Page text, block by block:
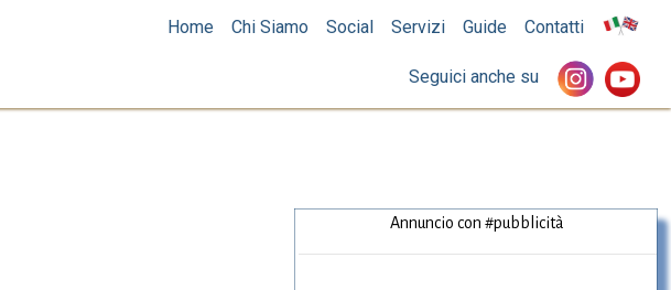
Home Chi Siamo Social Servizi Guide Contatti
Seguici anche su
Annuncio con #pubblicità